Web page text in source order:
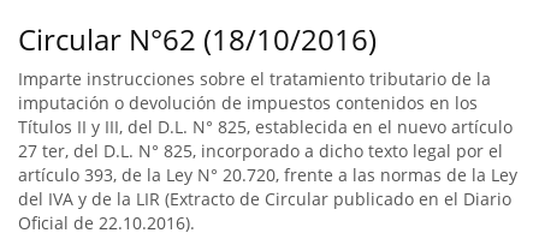
Circular N°62 (18/10/2016)
Imparte instrucciones sobre el tratamiento tributario de la
imputación o devolución de impuestos contenidos en los
Títulos II y III, del D.L. N° 825, establecida en el nuevo artículo
27 ter, del D.L. N° 825, incorporado a dicho texto legal por el
artículo 393, de la Ley N° 20.720, frente a las normas de la Ley
del IVA y de la LIR (Extracto de Circular publicado en el Diario
Oficial de 22.10.2016).